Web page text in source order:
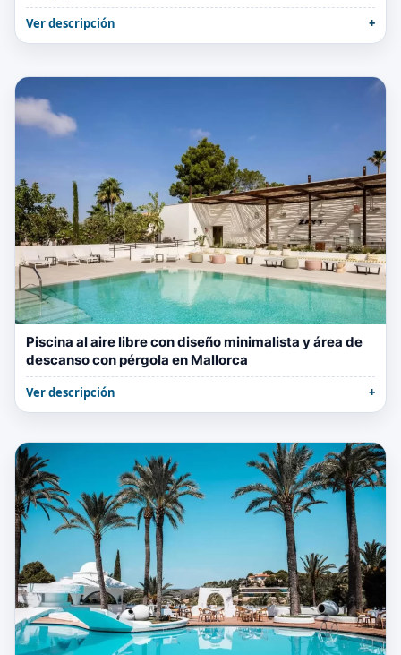
Ver descripción
Piscina al aire libre con diseño minimalista y área de
descanso con pérgola en Mallorca
Ver descripción